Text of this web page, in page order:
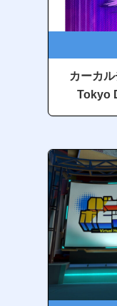
カーカ
Tokyo